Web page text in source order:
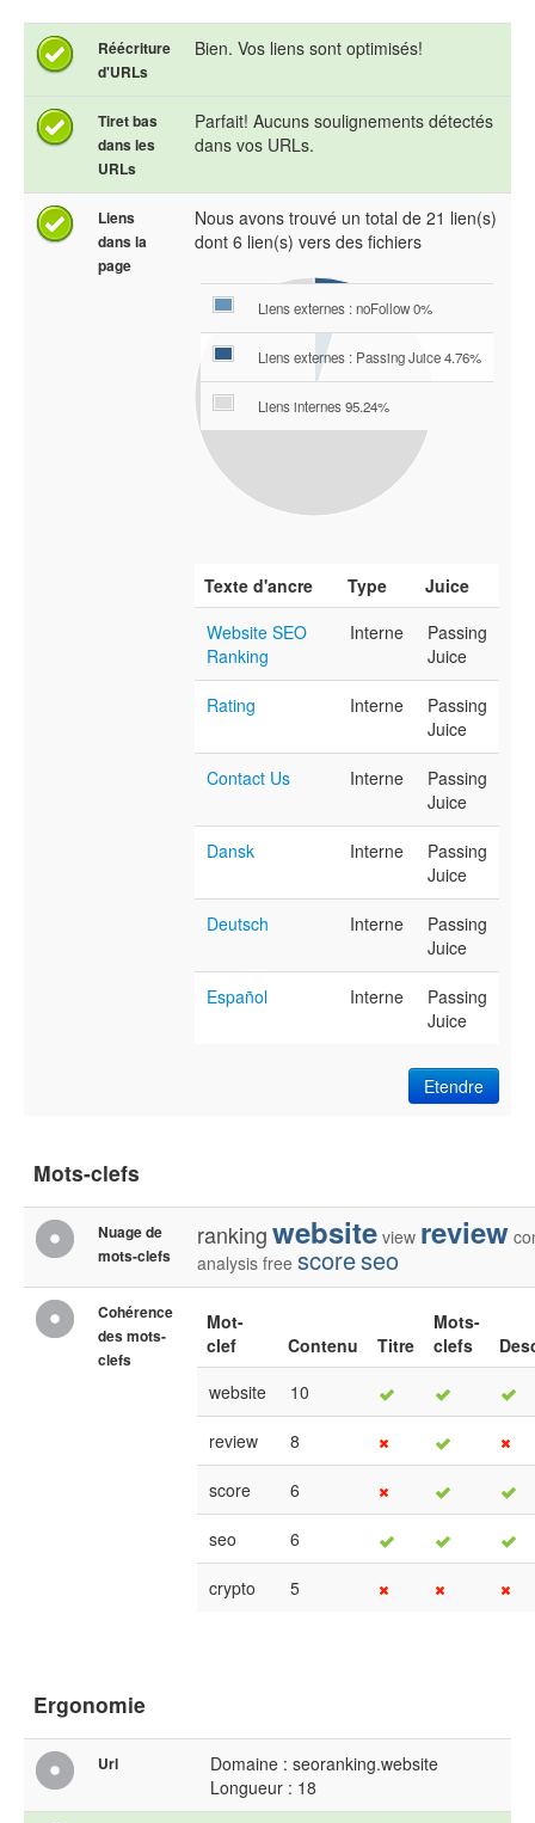
Réécriture
d'URLs
Bien. Vos liens sont optimisés!
Tiret bas
dans les
URLs
Parfait! Aucuns soulignements détectés
dans vos URLs.
Liens
dans la
page
Nous avons trouvé un total de 21 lien(s)
dont 6 lien(s) vers des fichiers
Liens externes : noFollow 0%
Liens externes : Passing Juice 4.76%
Liens internes 95.24%
Texte d'ancre Type
Juice
Website SEO
Ranking
Interne
Passing
Juice
Rating Interne
Passing
Juice
Contact Us Interne
Passing
Juice
Dansk Interne
Passing
Juice
Deutsch Interne
Passing
Juice
Español Interne
Passing
Juice
Etendre
Mots-clefs
Nuage de
mots-clefs
rankingwebsite view review
analysis free scoreseo
Cohérence
des mots-
clefs
Mot-
clef
Contenu Titre
Mots-
clefs
website
10
review 8
score 6
seo 6
crypto 5
Ergonomie
Url
Domaine : seoranking.website
Longueur : 18